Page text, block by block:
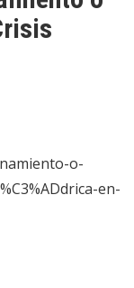
o-
en-